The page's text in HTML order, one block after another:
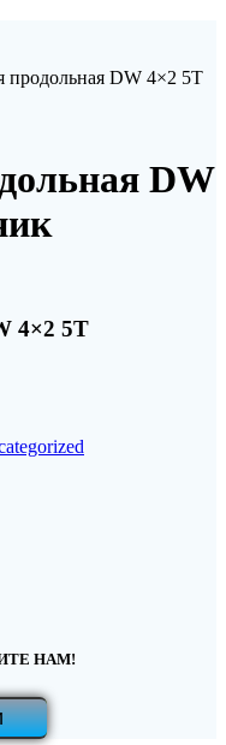
продольная DW 4×2 5T
DW
4×2 5T
НАМ!